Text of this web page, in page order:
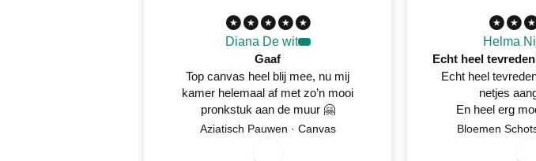
Diana De wit
Gaaf
Top canvas heel blij mee, nu mij
kamer helemaal af met zo’n mooi
pronkstuk aan de muur 🤗
Aziatisch Pauwen · Canvas
Helma
Echt heel
netjes
En heel erg
Netjes op tijd
Bloemen